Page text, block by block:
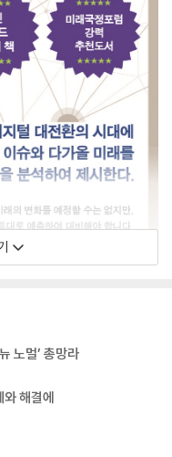
노멀’ 총망라
와 해결에